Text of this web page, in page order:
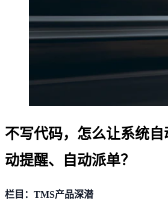
不写代码，怎么让系统自
动提醒、自动派单？
栏目：TMS产品深潜